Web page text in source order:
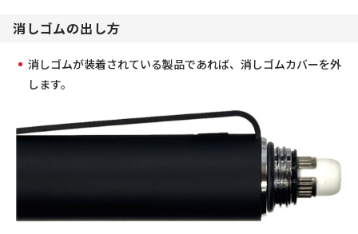
消しゴムの出し方
消しゴムが装着されている製品であれば、消しゴムカバーを外
します。